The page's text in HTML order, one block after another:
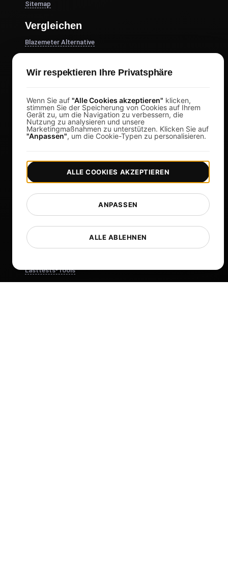
Sitemap
Vergleichen
Blazemeter Alternative
OctoPerf-Alternative
Locust Alternative
Taurus Alternative
Apache JMeter Alternative
Hilfe
Glossar
Was gibt's Neues?
Lasttests-Tools
Wir respektieren Ihre Privatsphäre
Wenn Sie auf "Alle Cookies akzeptieren" klicken,
stimmen Sie der Speicherung von Cookies auf Ihrem
Gerät zu, um die Navigation zu verbessern, die
Nutzung zu analysieren und unsere
Marketingmaßnahmen zu unterstützen. Klicken Sie auf
"Anpassen", um die Cookie-Typen zu personalisieren.
ALLE ABLEHNEN
ANPASSEN
ALLE COOKIES AKZEPTIEREN